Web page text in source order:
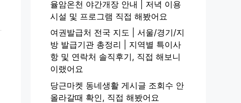
율암온천 야간개장 안내 | 저녁 이용
시설 및 프로그램 직접 해봤어요
여권발급처 전국 지도 | 서울/경기/지
방 발급기관 총정리 | 지역별 특이사
항 및 연락처 솔직후기, 직접 해보니
이랬어요
당근마켓 동네생활 게시글 조회수 안
올라갈때 확인, 직접 해봤어요